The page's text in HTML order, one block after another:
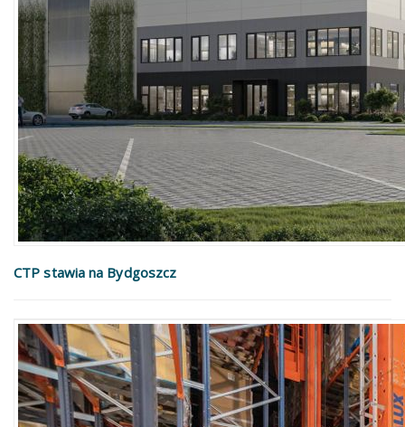
CTP stawia na Bydgoszcz